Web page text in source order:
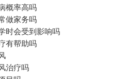
概率高吗
做家务吗
时会受到影响吗
有帮助吗
治疗吗